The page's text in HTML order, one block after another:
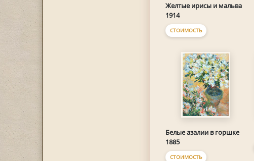
Желтые ирисы и мальва
1914
СТОИМОСТЬ
Белые азалии в горшке
1885
СТОИМОСТЬ